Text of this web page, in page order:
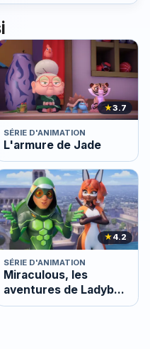
★3.7
SÉRIE D'ANIMATION
L'armure de Jade
★4.2
SÉRIE D'ANIMATION
Miraculous, les
aventures de Ladybug
et Chat Noir